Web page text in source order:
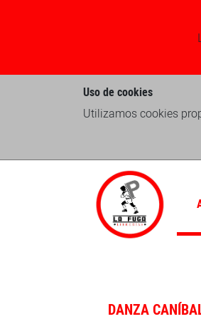
Uso de cookies
Utilizamos cookies
DANZA